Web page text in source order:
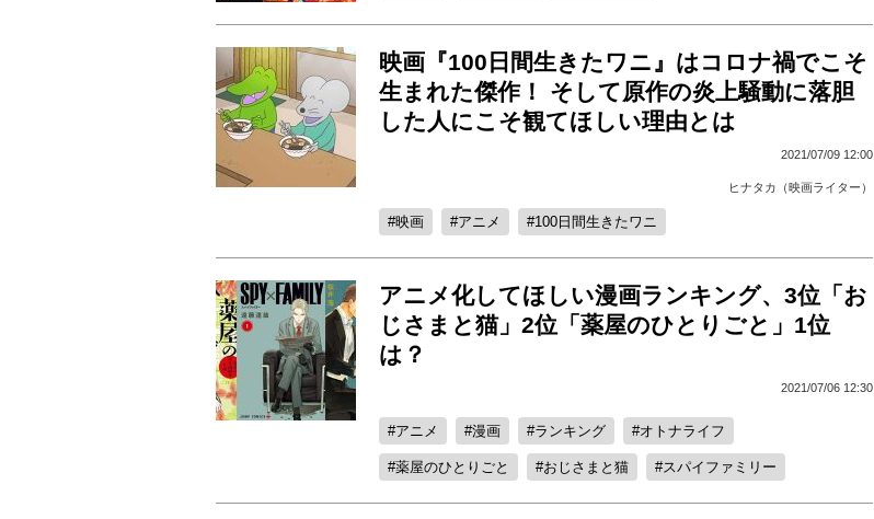
映画『100日間生きたワニ』はコロナ禍でこそ
生まれた傑作！ そして原作の炎上騒動に落胆
した人にこそ観てほしい理由とは
2021/07/09 12:00
ヒナタカ（映画ライター）
映画 アニメ 100日間生きたワニ
アニメ化してほしい漫画ランキング、3位「お
じさまと猫」2位「薬屋のひとりごと」1位
は？
2021/07/06 12:30
アニメ 漫画 ランキング オトナライフ
薬屋のひとりごと おじさまと猫 スパイファミリー